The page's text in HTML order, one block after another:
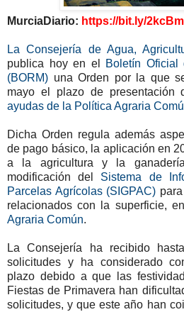
MurciaDiario: https://bit.ly/
La Consejería de Agua,
publica hoy en el
Boletín
(BORM) una Orden por la que
mayo el plazo de
ayudas de la Política Agraria
Dicha Orden regula además
de pago básico, la aplicación en
a la agricultura y la
modificación del Sistema de
Parcelas Agrícolas (SIGPAC)
relacionados con la superficie,
Agraria Común.
La Consejería ha recibido
solicitudes y ha considerado
plazo debido a que las
Fiestas de Primavera han
solicitudes, y que este año han